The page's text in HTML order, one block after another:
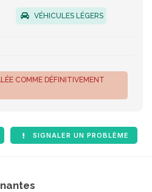
VÉHICULES LÉGERS
COMME DÉFINITIVEMENT
SIGNALER UN PROBLÈME